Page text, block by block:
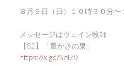
８月９日（日）１０時３０分
メッセージはウェイン牧師
【82】「豊かさの泉」
https://x.gd/SnlZ9